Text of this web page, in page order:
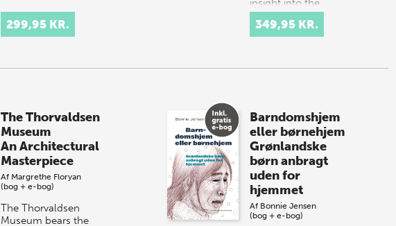
299,95 KR.
insight into the
spectacular courtly
festival culture of
16th and 17th-
Court celebrations
349,95 KR.
The Thorvaldsen
Museum
An Architectural
Masterpiece
Af Margrethe Floryan
(bog + e-bog)
The Thorvaldsen
Museum bears the
Barndomshjem
eller børnehjem
Grønlandske
børn anbragt
uden for
hjemmet
Af Bonnie Jensen
(bog + e-bog)